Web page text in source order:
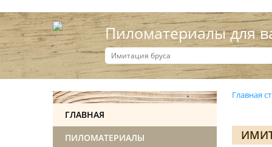
Пиломатериалы для
ГЛАВНАЯ
ПИЛОМАТЕРИАЛЫ
Главная